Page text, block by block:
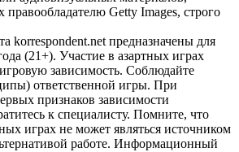
Getty Images, строго
korrespondent.net предназначены для
(21+). Участие в азартных играх
зависимость. Соблюдайте
ответственной игры. При
признаков зависимости
к специалисту. Помните, что
играх не может являться источником
работе. Информационный